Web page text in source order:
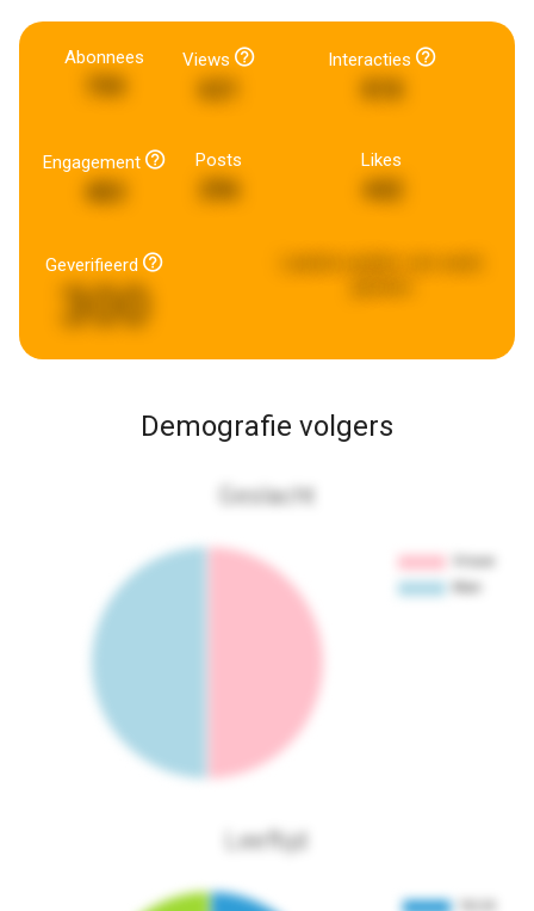
Abonnees Views Interacties
Engagement
483
Posts Likes
442
Geverifieerd
300
Demografie volgers
Geslacht
Leeftijd